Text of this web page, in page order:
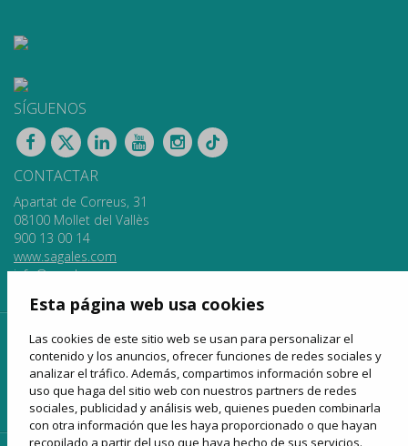
Esta página web usa cookies
Las cookies de este sitio web se usan para personalizar el
contenido y los anuncios, ofrecer funciones de redes sociales y
analizar el tráfico. Además, compartimos información sobre el
uso que haga del sitio web con nuestros partners de redes
sociales, publicidad y análisis web, quienes pueden combinarla
con otra información que les haya proporcionado o que hayan
recopilado a partir del uso que haya hecho de sus servicios.
SÍGUENOS
CONTACTAR
Apartat de Correus, 31
08100 Mollet del Vallès
900 13 00 14
www.sagales.com
info@sagales.com
inicio quiénes somos
fondos públicos
líneas regulares
alquiler de autocares
turismo
venta online
noticias contactar